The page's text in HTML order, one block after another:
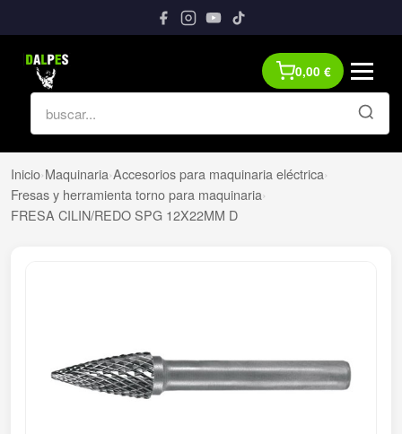
0,00 €
Inicio›Maquinaria›Accesorios para maquinaria eléctrica›
Fresas y herramienta torno para maquinaria›
FRESA CILIN/REDO SPG 12X22MM D